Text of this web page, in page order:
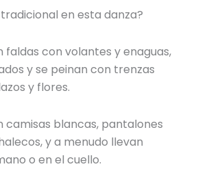
en esta danza?
faldas con volantes y enaguas,
y se peinan con trenzas
y flores.
camisas blancas, pantalones
y a menudo llevan
o en el cuello.